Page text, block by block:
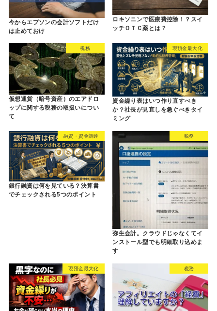
今からエプソンの会計ソフトだけ
は止めておけ
ロキソニンで医療費控除！？スイ
ッチＯＴＣ薬とは？
税務
仮想通貨（暗号資産）のエアドロ
ップに関する税務の取扱いについ
て
現預金最大化
資金繰り表はいつ作り直すべき
か？社長が見直しを急ぐべきタイ
ミング
融資・資金調達
銀行融資は何を見ている？決算書
でチェックされる5つのポイント
税務
弥生会計。クラウドじゃなくてイ
ンストール型でも明細取り込めま
す
現預金最大化 税務